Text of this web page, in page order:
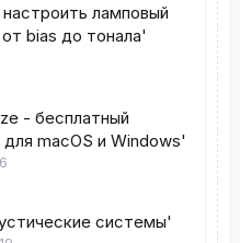
ламповый
bias до тонала'
- бесплатный
macOS и Windows'
системы'